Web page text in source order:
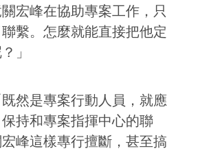
宏峰在協助專案工作，只
繫。怎麼就能直接把他定
」
然是專案行動人員，就應
持和專案指揮中心的聯
峰這樣專行擅斷，甚至搞